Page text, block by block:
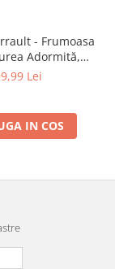
- Frumoasa
Adormită,
Audio)
Lei
IN COS